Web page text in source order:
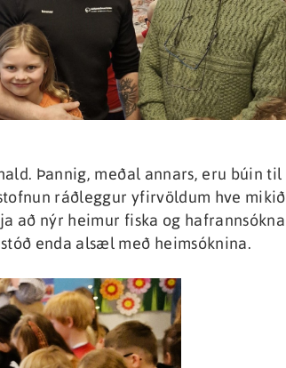
Þannig, meðal annars, eru búin til
ráðleggur yfirvöldum hve mikið
að nýr heimur fiska og hafrannsókna
enda alsæl með heimsóknina.